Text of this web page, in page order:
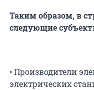
Таким образом, в
следующие
• Производители
электрических